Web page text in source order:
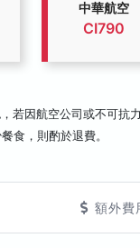
中華航空
CI790
若因航空公司或不可抗
食，則酌於退費。
額外費